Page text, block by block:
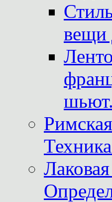
вещи
шьют.